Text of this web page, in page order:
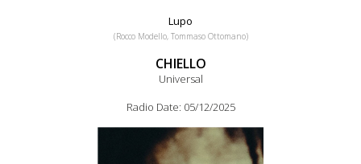
Lupo
(Rocco Modello, Tommaso Ottomano)
CHIELLO
Universal
Radio Date: 05/12/2025